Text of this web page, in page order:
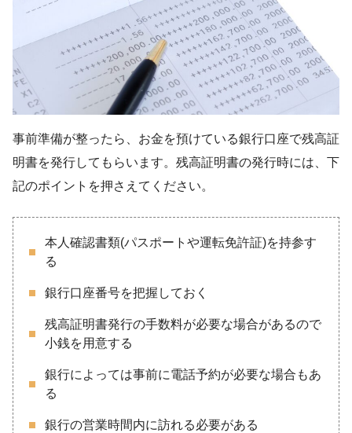
事前準備が整ったら、お金を預けている銀行口座で残高証
明書を発行してもらいます。残高証明書の発行時には、下
記のポイントを押さえてください。
本人確認書類(パスポートや運転免許証)を持参す
る
銀行口座番号を把握しておく
残高証明書発行の手数料が必要な場合があるので
小銭を用意する
銀行によっては事前に電話予約が必要な場合もあ
る
銀行の営業時間内に訪れる必要がある